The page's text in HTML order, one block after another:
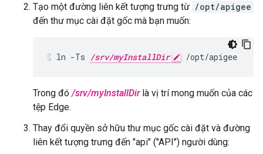
Tạo một đường liên kết tượng trưng từ /opt/apigee
đến thư mục cài đặt gốc mà bạn muốn:
ln -Ts /srv/myInstallDir /opt/apigee
Trong đó/srv/myInstallDirlà vị trí mong muốn của các
tệp Edge.
Thay đổi quyền sở hữu thư mục gốc cài đặt và đường
liên kết tượng trưng đến "api" ("API") người dùng: